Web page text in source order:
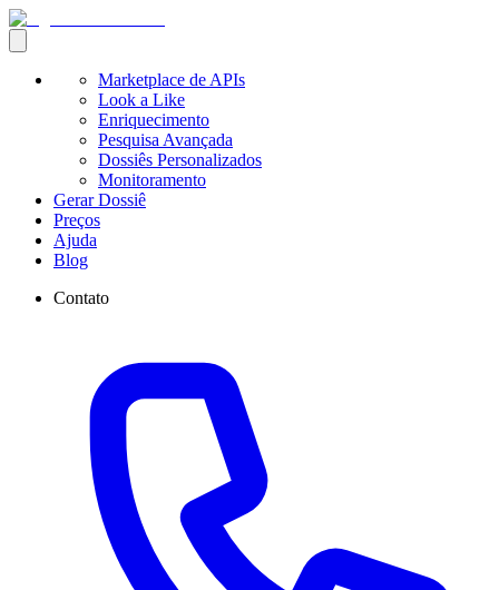
Marketplace de APIs
Look a Like
Enriquecimento
Pesquisa Avançada
Dossiês Personalizados
Monitoramento
Gerar Dossiê
Preços
Ajuda
Blog
Contato